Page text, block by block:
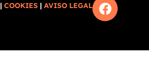
|COOKIES |AVISO LEGAL